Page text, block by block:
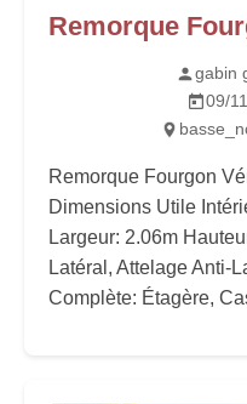
Remorque
gabin
09/
Remorque Fourgon
Dimensions Utile
Largeur: 2.06m
Latéral, Attelage Anti-
Complète: Étagère,